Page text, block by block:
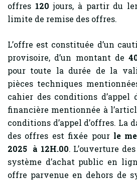
offres 120jours, à partir du
limite de remise des offres.
L’offre est constituée d’un
provisoire, d’un montant de
pour toute la durée de la
pièces techniques
cahier des conditions d’appel
financière mentionnée à
conditions d’appel d’offres. La
des offres est fixée pour le
2025 à 12H.00. L’ouverture
système d’achat public en
offre parvenue en dehors de